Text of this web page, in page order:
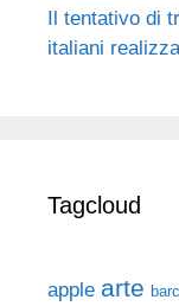
Il tentativo di
italiani
Tagcloud
apple arte